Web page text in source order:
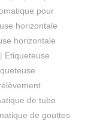
pour
horizontale
horizontale
| Etiqueteuse
de tube
de gouttes